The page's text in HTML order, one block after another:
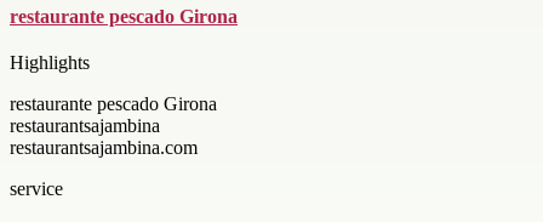
restaurante pescado Girona
Highlights
restaurante pescado Girona
restaurantsajambina
restaurantsajambina.com
service